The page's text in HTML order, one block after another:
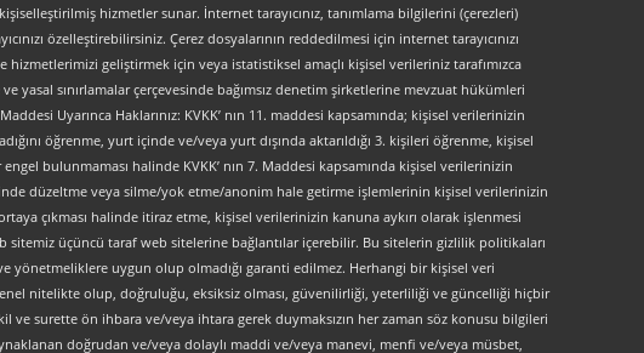
hizmetler sunar. İnternet tarayıcınız, tanımlama bilgilerini (çerezleri)
özelleştirebilirsiniz. Çerez dosyalarının reddedilmesi için internet tarayıcınızı
geliştirmek için veya istatistiksel amaçlı kişisel verileriniz tarafımızca
yasal sınırlamalar çerçevesinde bağımsız denetim şirketlerine mevzuat hükümleri
Uyarınca Haklarınız: KVKK’ nın 11. maddesi kapsamında; kişisel verilerinizin
öğrenme, yurt içinde ve/veya yurt dışında aktarıldığı 3. kişileri öğrenme, kişisel
bulunmaması halinde KVKK’ nın 7. Maddesi kapsamında kişisel verilerinizin
düzeltme veya silme/yok etme/anonim hale getirme işlemlerinin kişisel verilerinizin
çıkması halinde itiraz etme, kişisel verilerinizin kanuna aykırı olarak işlenmesi
sitemiz üçüncü taraf web sitelerine bağlantılar içerebilir. Bu sitelerin gizlilik politikaları
uygun olup olmadığı garanti edilmez. Herhangi bir kişisel veri
nitelikte olup, doğruluğu, eksiksiz olması, güvenilirliği, yeterliliği ve güncelliği hiçbir
surette ön ihbara ve/veya ihtara gerek duymaksızın her zaman söz konusu bilgileri
doğrudan ve/veya dolaylı maddi ve/veya manevi, menfi ve/veya müsbet,